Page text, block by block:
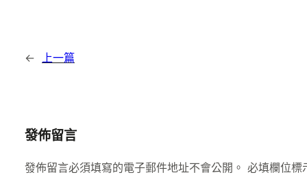
← 上一篇
發佈留言
發佈留言必須填寫的電子郵件地址不會公開。 必填欄位